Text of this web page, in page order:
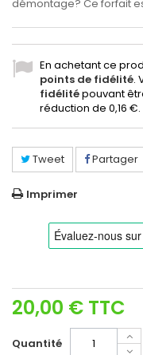
démontage? Ce forfait
En achetant ce
points de fidélité.
fidélitépouvant
réduction de 0,16 €.
Tweet Partager
Imprimer
20,00 € TTC
Quantité